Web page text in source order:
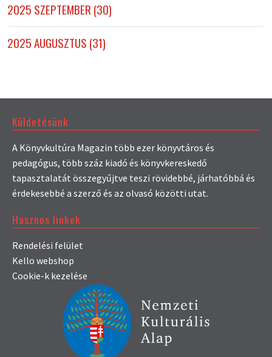
2025 SZEPTEMBER (30)
2025 AUGUSZTUS (31)
Küldetésünk
A Könyvkultúra Magazin több ezer könyvtáros és
pedagógus, több száz kiadó és könyvkereskedő
tapasztalatát összegyűjtve teszi rövidebbé, járhatóbbá és
érdekesebbé a szerző és az olvasó közötti utat.
Hasznos linkek
Rendelési felület
Kello webshop
Cookie-k kezelése